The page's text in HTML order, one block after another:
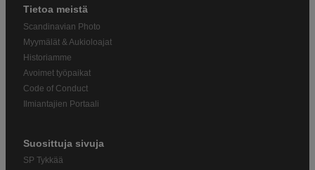
Tietoa meistä
Scandinavian Photo
Myymälät & Aukioloajat
Historiamme
Avoimet työpaikat
Code of Conduct
Ilmiantajien Portaali
Suosittuja sivuja
SP Tykkää